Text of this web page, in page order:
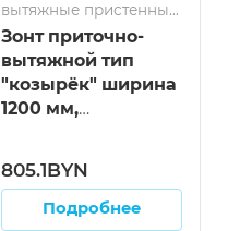
вытяжные пристенные
тип козырёк
Зонт приточно-
вытяжной тип
"козырёк" ширина
1200 мм,
805.1BYN
Подробнее